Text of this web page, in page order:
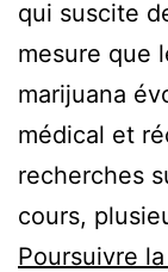
qui suscite
mesure que
marijuana
médical et
recherches
cours,
Poursuivre